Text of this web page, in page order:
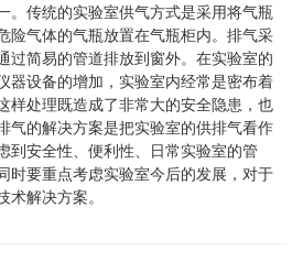
。传统的实验室供气方式是采用将气瓶
险气体的气瓶放置在气瓶柜内。排气采
过简易的管道排放到窗外。在实验室的
器设备的增加，实验室内经常是密布着
样处理既造成了非常大的安全隐患，也
气的解决方案是把实验室的供排气看作
到安全性、便利性、日常实验室的管
时要重点考虑实验室今后的发展，对于
术解决方案。